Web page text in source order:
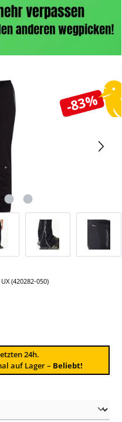
-83%
(420282-050)
24h.
auf Lager – Beliebt!